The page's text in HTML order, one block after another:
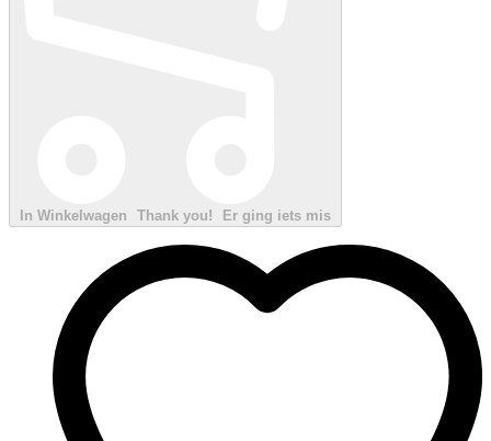
In Winkelwagen Thank you! Er ging iets mis